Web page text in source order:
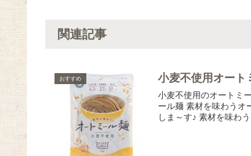
関連記事
おすすめ 小麦不使用オート
小麦不使用のオートミ
ール麺 素材を味わうオ
しま～す♪ 素材を味わ